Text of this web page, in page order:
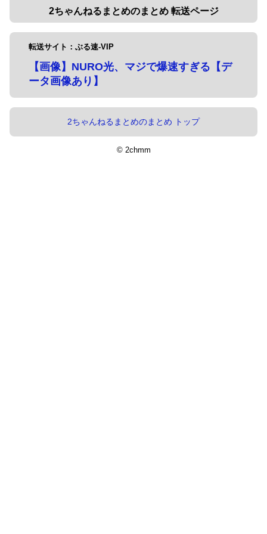
2ちゃんねるまとめのまとめ 転送ページ
転送サイト：ぶる速-VIP
【画像】NURO光、マジで爆速すぎる【デ
ータ画像あり】
2ちゃんねるまとめのまとめ トップ
© 2chmm